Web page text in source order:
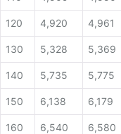
120 4,920 4,961
130 5,328 5,369
140 5,735 5,775
150 6,138 6,179
160 6,540 6,580